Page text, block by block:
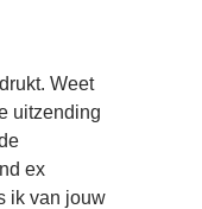
Weet
uitzending
ex
ik van jouw